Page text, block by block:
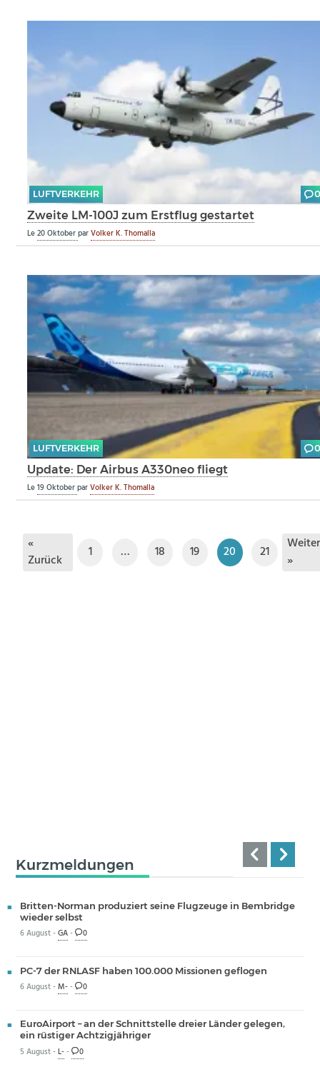
LUFTVERKEHR
Zweite LM-100J zum Erstflug gestartet
Le20 OktoberparVolker K. Thomalla
LUFTVERKEHR
Update: Der Airbus A330neo fliegt
Le19 OktoberparVolker K. Thomalla
«
Zurück
1 … 18 19 20 21
Weiter
»
Kurzmeldungen
Britten-Norman produziert seine Flugzeuge in Bembridge
wieder selbst
6 August -GA- 0
PC-7 der RNLASF haben 100.000 Missionen geflogen
6 August -M-- 0
EuroAirport – an der Schnittstelle dreier Länder gelegen,
ein rüstiger Achtzigjähriger
5 August -L-- 0